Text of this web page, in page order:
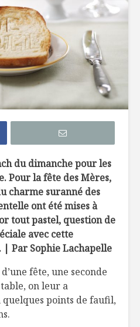
du dimanche pour les
Pour la fête des Mères,
charme suranné des
ont été mises à
tout pastel, question de
avec cette
| Par Sophie Lachapelle
fête, une seconde
on leur a
points de faufil,
est
à faire
et
10
son
familiale